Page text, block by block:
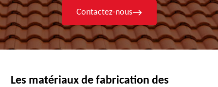
Contactez-nous
Les matériaux de fabrication des